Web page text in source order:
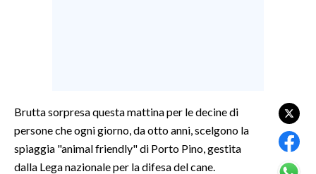
SPETTACOLI
Brutta sorpresa questa mattina per le decine di
persone che ogni giorno, da otto anni, scelgono la
spiaggia "animal friendly" di Porto Pino, gestita
dalla Lega nazionale per la difesa del cane.